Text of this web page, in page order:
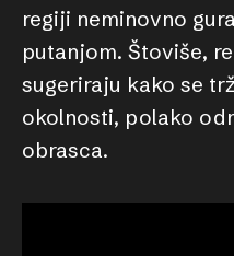
regiji neminovno
putanjom. Štoviše,
sugeriraju kako se
okolnosti, polako
obrasca.